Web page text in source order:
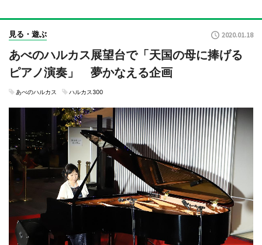
見る・遊ぶ 2020.01.18
あべのハルカス展望台で「天国の母に捧げる
ピアノ演奏」 夢かなえる企画
あべのハルカス ハルカス300